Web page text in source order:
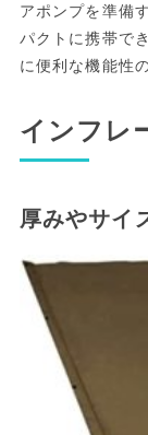
アポンプを準備
パクトに携帯で
に便利な機能性
インフレ
厚みやサイ